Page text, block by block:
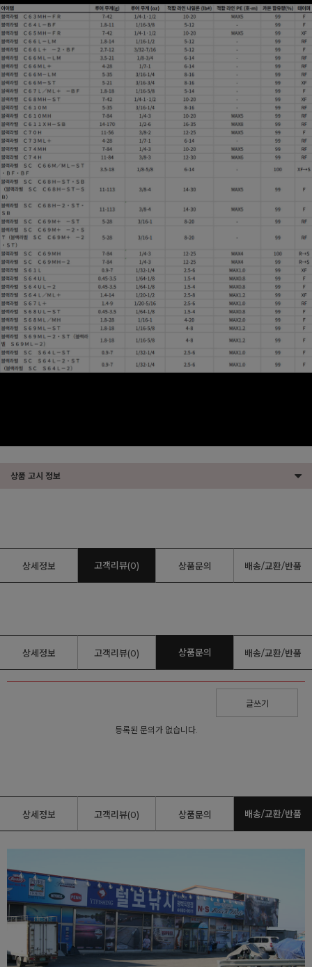
상품 고시 정보
상세정보 고객리뷰(0) 상품문의 배송/교환/반품
상세정보 고객리뷰(0) 상품문의 배송/교환/반품
글쓰기
등록된 문의가 없습니다.
상세정보 고객리뷰(0) 상품문의 배송/교환/반품